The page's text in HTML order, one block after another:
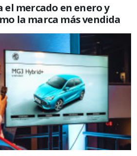
mercado en enero y
la marca más vendida